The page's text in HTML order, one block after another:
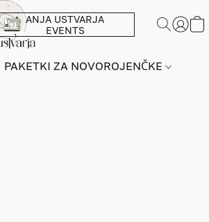
ANJA USTVARJA
EVENTS
PAKETKI ZA NOVOROJENČKE